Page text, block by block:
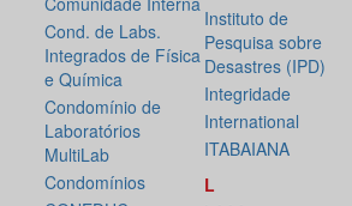
Cond. de Labs.
Integrados de Física
e Química
Condomínio de
Laboratórios
MultiLab
Condomínios
Instituto de
Pesquisa sobre
Desastres (IPD)
Integridade
International
ITABAIANA
L